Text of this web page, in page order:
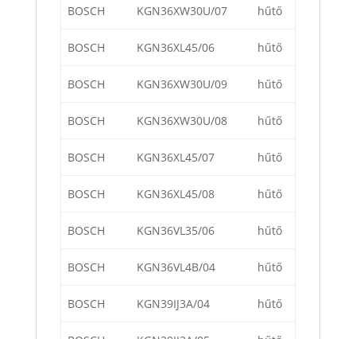
BOSCH KGN36XW30U/07 hűtő
BOSCH KGN36XL45/06 hűtő
BOSCH KGN36XW30U/09 hűtő
BOSCH KGN36XW30U/08 hűtő
BOSCH KGN36XL45/07 hűtő
BOSCH KGN36XL45/08 hűtő
BOSCH KGN36VL35/06 hűtő
BOSCH KGN36VL4B/04 hűtő
BOSCH KGN39IJ3A/04 hűtő